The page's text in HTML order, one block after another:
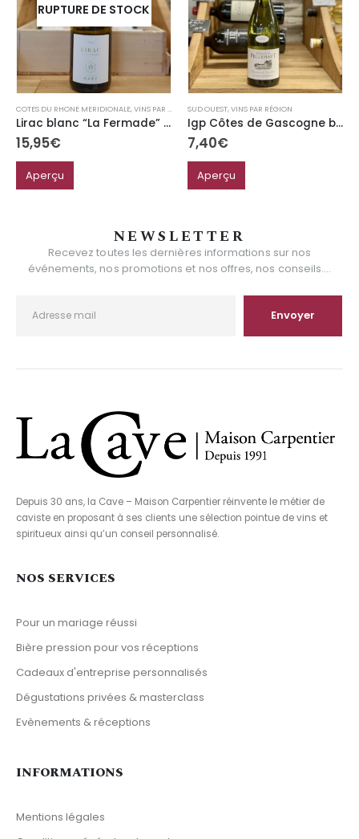
RUPTURE DE STOCK
COTES DU RHONE MERIDIONALE,VINS PAR RÉGION
Lirac blanc “La Fermade” Domaine Maby
15,95€
Aperçu
SUD OUEST,VINS PAR RÉGION
Igp Côtes de Gascogne blanc “Harmonie”
7,40€
Aperçu
NEWSLETTER
Recevez toutes les dernières informations sur nos
événements, nos promotions et nos offres, nos conseils....
Depuis 30 ans, la Cave – Maison Carpentier réinvente le métier de
caviste en proposant à ses clients une sélection pointue de vins et
spiritueux ainsi qu’un conseil personnalisé.
NOS SERVICES
Pour un mariage réussi
Bière pression pour vos réceptions
Cadeaux d'entreprise personnalisés
Dégustations privées & masterclass
Evènements & réceptions
INFORMATIONS
Mentions légales